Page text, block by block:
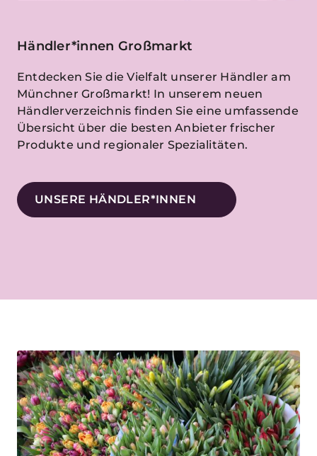
Händler*innen Großmarkt
Entdecken Sie die Vielfalt unserer Händler am
Münchner Großmarkt! In unserem neuen
Händlerverzeichnis finden Sie eine umfassende
Übersicht über die besten Anbieter frischer
Produkte und regionaler Spezialitäten.
UNSERE HÄNDLER*INNEN